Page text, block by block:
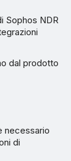
Sophos NDR
dal prodotto
necessario
di